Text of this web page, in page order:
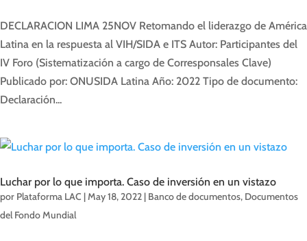
DECLARACION LIMA 25NOV Retomando el liderazgo de América
Latina en la respuesta al VIH/SIDA e ITS Autor: Participantes del
IV Foro (Sistematización a cargo de Corresponsales Clave)
Publicado por: ONUSIDA Latina Año: 2022 Tipo de documento:
Declaración...
Luchar por lo que importa. Caso de inversión en un vistazo
por Plataforma LAC |May 18, 2022 | Banco de documentos, Documentos
del Fondo Mundial